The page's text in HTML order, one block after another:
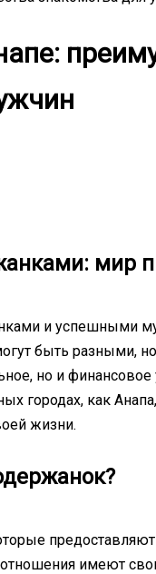
мир
и успешными
быть разными,
но и
городах, как
жизни.
имеют